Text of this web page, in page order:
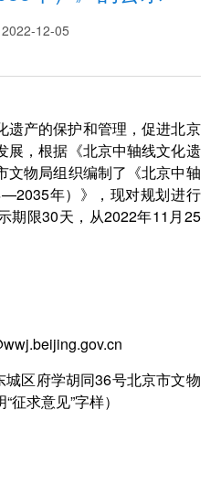
12-05
遗产的保护和管理，促进北京
展，根据《北京中轴线文化遗
文物局组织编制了《北京中轴
年）》，现对规划进行
期限30天，从2022年11月25
区府学胡同36号北京市文物
征求意见”字样）